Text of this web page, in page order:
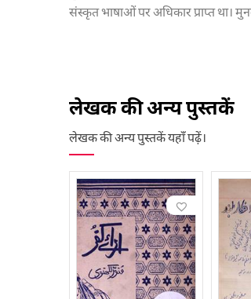
संस्कृत भाषाओं पर अधिकार प्राप्त था।
लखनऊ के प्रतिष्ठों में होती थी। वह भी
लेखक की अन्य पुस्तकें
लेखक की अन्य पुस्तकें यहाँ पढ़ें।